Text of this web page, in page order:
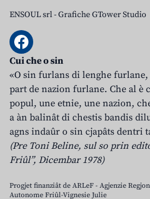
ENSOUL srl-Grafiche GTower Studio
Cui che o sin
«O sin furlans di lenghe
part de nazion furlane. Che al è
popul, une etnie, une nazion,
a àn balinât di chestis bandis
agns indaûr o sin cjapâts dentri
(Pre Toni Beline, sul so prin
Friûl”, Dicembar 1978)
Progjet finanziât de ARLeF - Agjenzie
Autonome Friûl-Vignesie Julie